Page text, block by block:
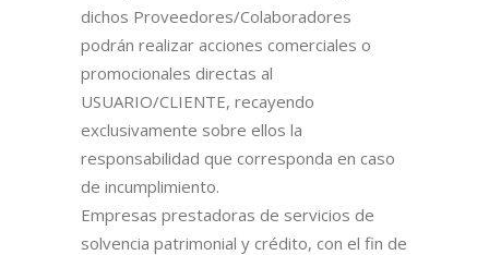
dichos Proveedores/Colaboradores
podrán realizar acciones comerciales o
promocionales directas al
USUARIO/CLIENTE, recayendo
exclusivamente sobre ellos la
responsabilidad que corresponda en caso
de incumplimiento.
Empresas prestadoras de servicios de
solvencia patrimonial y crédito, con el fin de